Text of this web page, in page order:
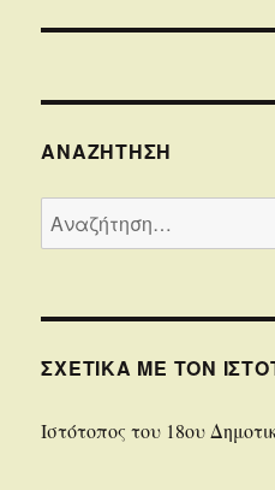
ΑΝΑΖΉΤΗΣΗ
Αναζήτηση
για:
ΣΧΕΤΙΚΆ ΜΕ ΤΟΝ
Iστότοπoς του 18ου